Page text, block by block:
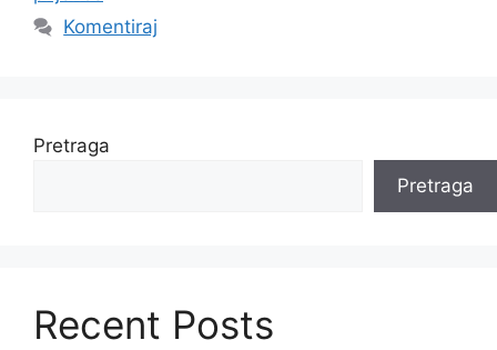
Komentiraj
Pretraga
Pretraga
Recent Posts